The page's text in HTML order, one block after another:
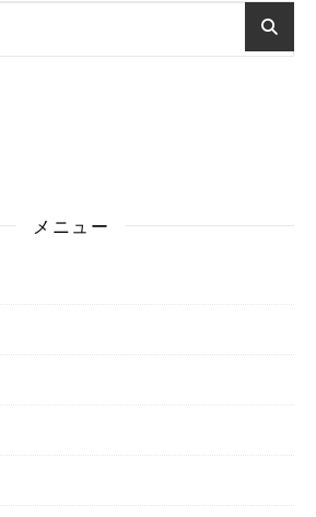
メニュー